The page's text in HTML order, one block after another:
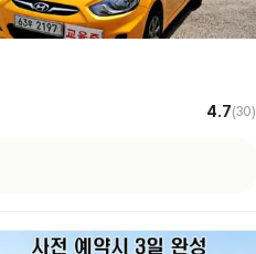
4.7(30)